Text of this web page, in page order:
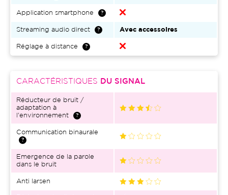
Application smartphone
Streaming audio direct Avec accessoires
Réglage à distance
CARACTÉRISTIQUES DU SIGNAL
Réducteur de bruit /
adaptation à
l'environnement
Communication binaurale
Emergence de la parole
dans le bruit
Anti larsen